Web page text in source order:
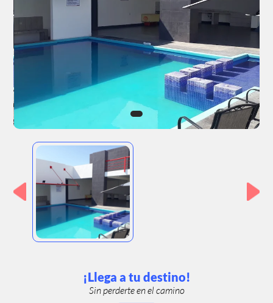
¡Llega a tu destino!
Sin perderte en el camino